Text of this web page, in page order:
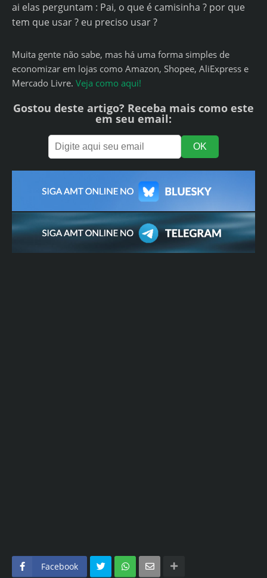
ai elas perguntam : Pai, o que é camisinha ? por que
tem que usar ? eu preciso usar ?
Muita gente não sabe, mas há uma forma simples de
economizar em lojas como Amazon, Shopee, AliExpress e
Mercado Livre. Veja como aqui!
Gostou deste artigo? Receba mais como este
em seu email:
Facebook